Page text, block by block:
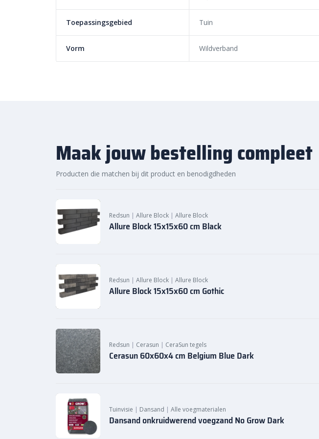
Toepassingsgebied Tuin
Vorm Wildverband
Maak jouw bestelling compleet
Producten die matchen bij dit product en benodigdheden
Redsun | Allure Block | Allure Block
Allure Block 15x15x60 cm Black
Redsun | Allure Block | Allure Block
Allure Block 15x15x60 cm Gothic
Redsun | Cerasun | CeraSun tegels
Cerasun 60x60x4 cm Belgium Blue Dark
Tuinvisie | Dansand | Alle voegmaterialen
Dansand onkruidwerend voegzand No Grow Dark